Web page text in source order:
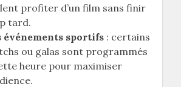
profiter d’un film sans finir
tard.
événements sportifs : certains
ou galas sont programmés
heure pour maximiser